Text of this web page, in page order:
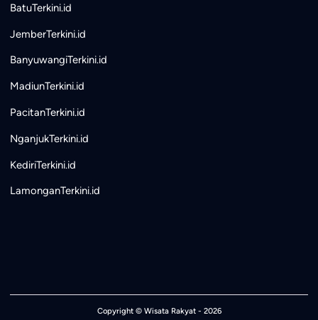
BatuTerkini.id
JemberTerkini.id
BanyuwangiTerkini.id
MadiunTerkini.id
PacitanTerkini.id
NganjukTerkini.id
KediriTerkini.id
LamonganTerkini.id
Copyright © Wisata Rakyat- 2026